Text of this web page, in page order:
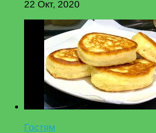
22 Окт, 2020
Гостям